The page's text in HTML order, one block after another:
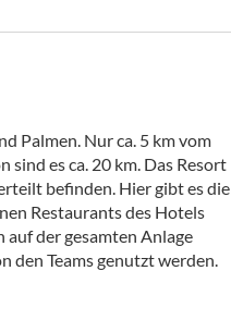
Palmen. Nur ca. 5 km vom
es ca. 20 km. Das Resort
befinden. Hier gibt es die
Restaurants des Hotels
der gesamten Anlage
den Teams genutzt werden.